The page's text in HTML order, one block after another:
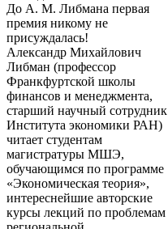
До А. М. Либмана первая
премия никому не
присуждалась!
Александр Михайлович
Либман (профессор
Франкфуртской школы
финансов и менеджмента,
старший научный сотрудник
Института экономики РАН)
читает студентам
магистратуры МШЭ,
обучающимся по программе
«Экономическая теория»,
интереснейшие авторские
курсы лекций по проблемам